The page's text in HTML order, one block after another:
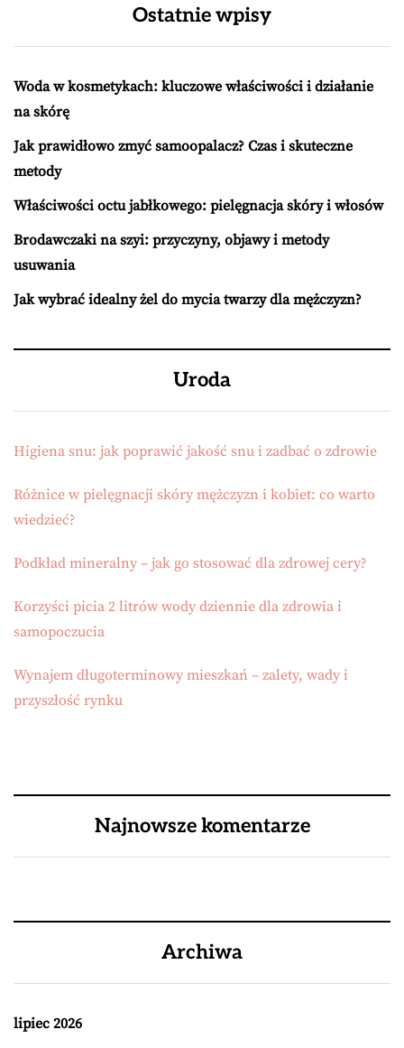
Ostatnie wpisy
Woda w kosmetykach: kluczowe właściwości i działanie
na skórę
Jak prawidłowo zmyć samoopalacz? Czas i skuteczne
metody
Właściwości octu jabłkowego: pielęgnacja skóry i włosów
Brodawczaki na szyi: przyczyny, objawy i metody
usuwania
Jak wybrać idealny żel do mycia twarzy dla mężczyzn?
Uroda
Higiena snu: jak poprawić jakość snu i zadbać o zdrowie
Różnice w pielęgnacji skóry mężczyzn i kobiet: co warto
wiedzieć?
Podkład mineralny – jak go stosować dla zdrowej cery?
Korzyści picia 2 litrów wody dziennie dla zdrowia i
samopoczucia
Wynajem długoterminowy mieszkań – zalety, wady i
przyszłość rynku
Najnowsze komentarze
Archiwa
lipiec 2026